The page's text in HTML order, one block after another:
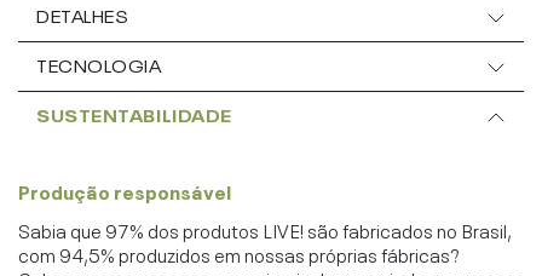
DETALHES
TECNOLOGIA
SUSTENTABILIDADE
Produção responsável
Sabia que 97% dos produtos LIVE! são fabricados no Brasil,
com 94,5% produzidos em nossas próprias fábricas?